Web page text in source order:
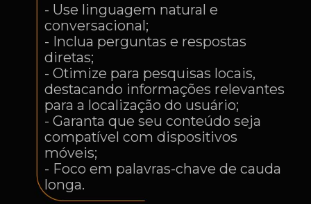
- Use linguagem natural e
conversacional;
- Inclua perguntas e respostas
diretas;
- Otimize para pesquisas locais,
destacando informações relevantes
para a localização do usuário;
- Garanta que seu conteúdo seja
compatível com dispositivos
móveis;
- Foco em palavras-chave de cauda
longa.